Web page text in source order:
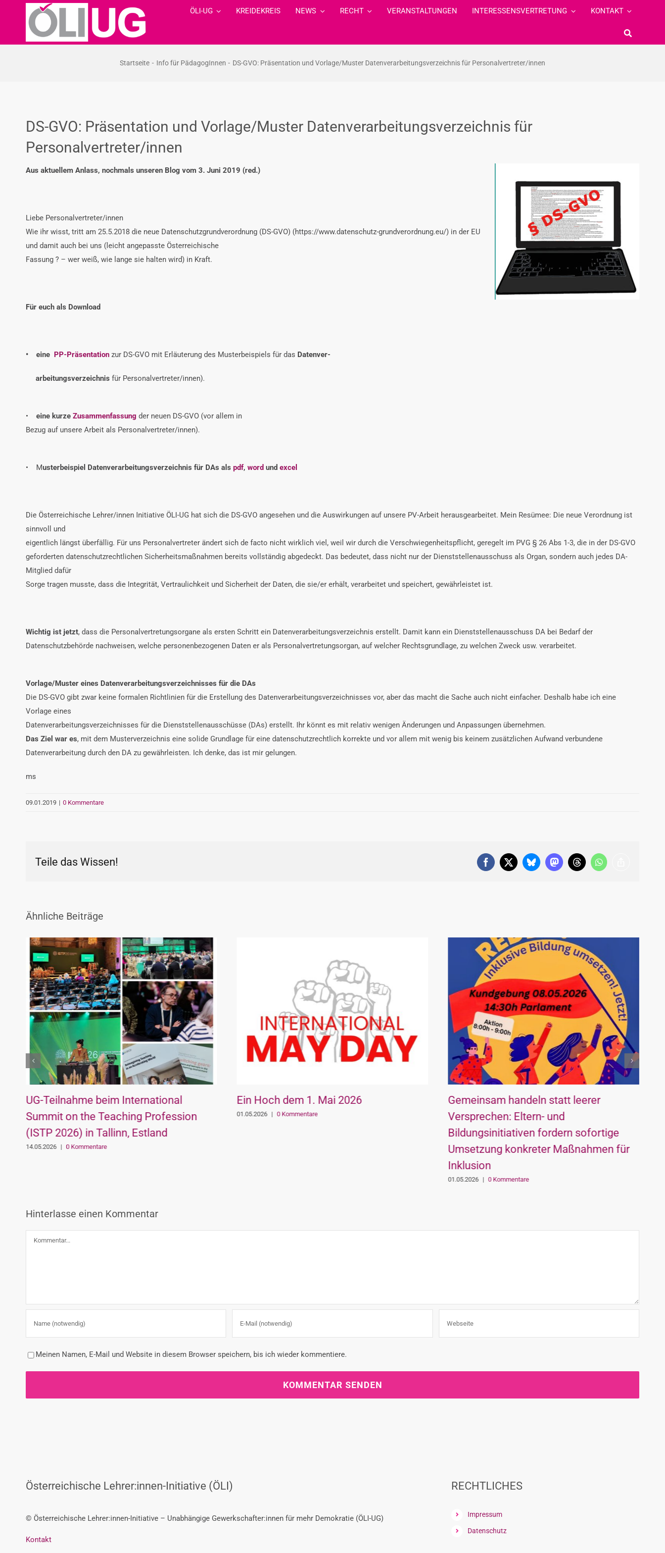
ÖLI-UG KREIDEKREIS NEWS RECHT VERANSTALTUNGEN INTERESSENSVERTRETUNG KONTAKT
Startseite Info für PädagogInnen DS-GVO: Präsentation und Vorlage/Muster Datenverarbeitungsverzeichnis für Personalvertreter/innen
DS-GVO: Präsentation und Vorlage/Muster Datenverarbeitungsverzeichnis für
Personalvertreter/innen
Aus aktuellem Anlass, nochmals unseren Blog vom 3. Juni 2019 (red.)
Liebe Personalvertreter/innen
Wie ihr wisst, tritt am 25.5.2018 die neue Datenschutzgrundverordnung (DS-GVO) (https://www.datenschutz-grundverordnung.eu/) in der EU
und damit auch bei uns (leicht angepasste Österreichische
Fassung ? – wer weiß, wie lange sie halten wird) in Kraft.
Für euch als Download
• eine PP-Präsentation zur DS-GVO mit Erläuterung des Musterbeispiels für das Datenver-
arbeitungsverzeichnis für Personalvertreter/innen).
• eine kurze Zusammenfassung der neuen DS-GVO (vor allem in
Bezug auf unsere Arbeit als Personalvertreter/innen).
• Musterbeispiel Datenverarbeitungsverzeichnis für DAs als pdf, word und excel
Die Österreichische Lehrer/innen Initiative ÖLI-UG hat sich die DS-GVO angesehen und die Auswirkungen auf unsere PV-Arbeit herausgearbeitet. Mein Resümee: Die neue Verordnung ist
sinnvoll und
eigentlich längst überfällig. Für uns Personalvertreter ändert sich de facto nicht wirklich viel, weil wir durch die Verschwiegenheitspflicht, geregelt im PVG § 26 Abs 1-3, die in der DS-GVO
geforderten datenschutzrechtlichen Sicherheitsmaßnahmen bereits vollständig abgedeckt. Das bedeutet, dass nicht nur der Dienststellenausschuss als Organ, sondern auch jedes DA-
Mitglied dafür
Sorge tragen musste, dass die Integrität, Vertraulichkeit und Sicherheit der Daten, die sie/er erhält, verarbeitet und speichert, gewährleistet ist.
Wichtig ist jetzt, dass die Personalvertretungsorgane als ersten Schritt ein Datenverarbeitungsverzeichnis erstellt. Damit kann ein Dienststellenausschuss DA bei Bedarf der
Datenschutzbehörde nachweisen, welche personenbezogenen Daten er als Personalvertretungsorgan, auf welcher Rechtsgrundlage, zu welchen Zweck usw. verarbeitet.
Vorlage/Muster eines Datenverarbeitungsverzeichnisses für die DAs
Die DS-GVO gibt zwar keine formalen Richtlinien für die Erstellung des Datenverarbeitungsverzeichnisses vor, aber das macht die Sache auch nicht einfacher. Deshalb habe ich eine
Vorlage eines
Datenverarbeitungsverzeichnisses für die Dienststellenausschüsse (DAs) erstellt. Ihr könnt es mit relativ wenigen Änderungen und Anpassungen übernehmen.
Das Ziel war es, mit dem Musterverzeichnis eine solide Grundlage für eine datenschutzrechtlich korrekte und vor allem mit wenig bis keinem zusätzlichen Aufwand verbundene
Datenverarbeitung durch den DA zu gewährleisten. Ich denke, das ist mir gelungen.
ms
09.01.2019 | 0 Kommentare
Teile das Wissen! Facebook
X BlueskyMastodonThreadsWhatsApp
Ähnliche Beiträge
Ein Hoch dem 1. Mai 2026
01.05.2026 0 Kommentare
Gemeinsam handeln statt leerer
Versprechen: Eltern- und
Offener Brief an den Vorsitzenden der
AHS-Gewerkschaft, HR Mag. Herbert
Weiß
11.03.2026 | 0 Kommentare
Hinterlasse einen Kommentar
Kommentar
Meinen Namen, E-Mail und Website in diesem Browser speichern, bis ich wieder kommentiere.
Österreichische Lehrer:innen-Initiative (ÖLI)
© Österreichische Lehrer:innen-Initiative – Unabhängige Gewerkschafter:innen für mehr Demokratie (ÖLI-UG)
Kontakt
RECHTLICHES
Impressum
Datenschutz